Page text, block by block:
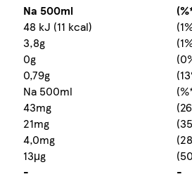
Na 500ml
48 kJ (11 kcal)
3,8g
0g
0,79g
Na 500ml
43mg
21mg
4,0mg
13μg
- -